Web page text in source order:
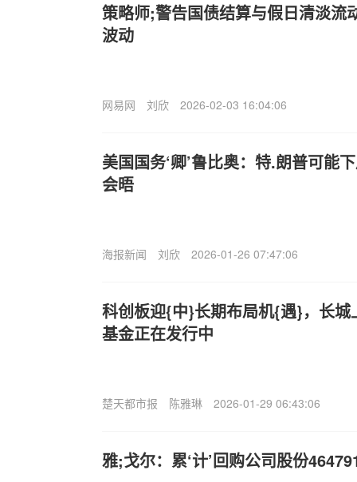
策略师;警告国债结算与假日清淡流
波动
网易网 刘欣 2026-02-03 16:04:06
美国国务‘卿’鲁比奥：特.朗普可能
会晤
海报新闻 刘欣 2026-01-26 07:47:06
科创板迎{中}长期布局机{遇}，长城
基金正在发行中
楚天都市报 陈雅琳 2026-01-29 06:43:06
雅;戈尔：累‘计’回购公司股份